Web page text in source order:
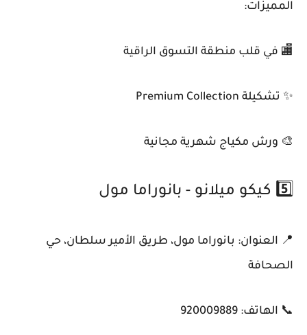
المميزات:
🏬 في قلب منطقة التسوق الراقية
✨ تشكيلة Premium Collection
🎨 ورش مكياج شهرية مجانية
5️⃣ كيكو ميلانو - بانوراما مول
📍 العنوان: بانوراما مول، طريق الأمير سلطان، حي
الصحافة
📞 الهاتف: 920009889